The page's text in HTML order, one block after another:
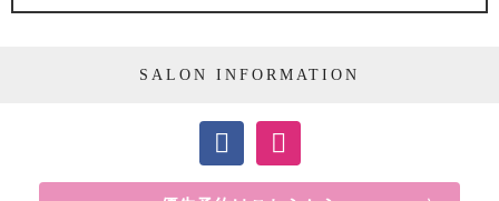
SALON INFORMATION